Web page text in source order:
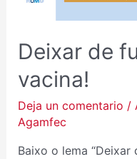
Deixar de
vacina!
Deja un comentario /
Agamfec
Baixo o lema “Deixar